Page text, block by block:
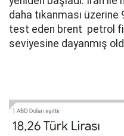
daha tıkanması üzerine
test eden brent petrol
seviyesine dayanmış